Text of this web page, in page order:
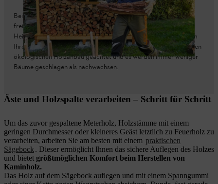
Beim Verbrennen von Holz wird immer nur so viel Kohlendioxid
freigesetzt, wie der Baum beim Wachstum aufgenommen hat.
Heizen Sie mit Holz, müssen Sie sich deshalb keine Gedanken um
Ihre CO2-Bilanz machen. Außerdem wird in Deutschland auf einen
ökologischen Holzanbau geachtet und es werden immer weniger
Bäume geschlagen als nachwachsen.
Äste und Holzspalte verarbeiten – Schritt für Schritt
Um das zuvor gespaltene Meterholz, Holzstämme mit einem
geringen Durchmesser oder kleineres Geäst letztlich zu Feuerholz zu
verarbeiten, arbeiten Sie am besten mit einem praktischen
Sägebock . Dieser ermöglicht Ihnen das sichere Auflegen des Holzes
und bietet größtmöglichen Komfort beim Herstellen von
Kaminholz.
Das Holz auf dem Sägebock auflegen und mit einem Spanngummi